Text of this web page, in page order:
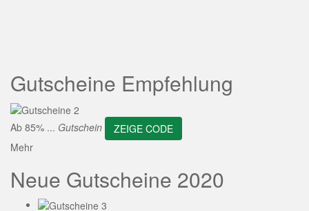
Gutscheine Empfehlung
Ab 85% ... Gutschein
ZEIGE CODE
Mehr
Neue Gutscheine 2020